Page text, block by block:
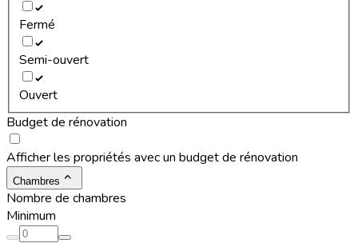
Fermé
Semi-ouvert
Ouvert
Budget de rénovation
Afficher les propriétés avec un budget de rénovation
Chambres
Nombre de chambres
Minimum